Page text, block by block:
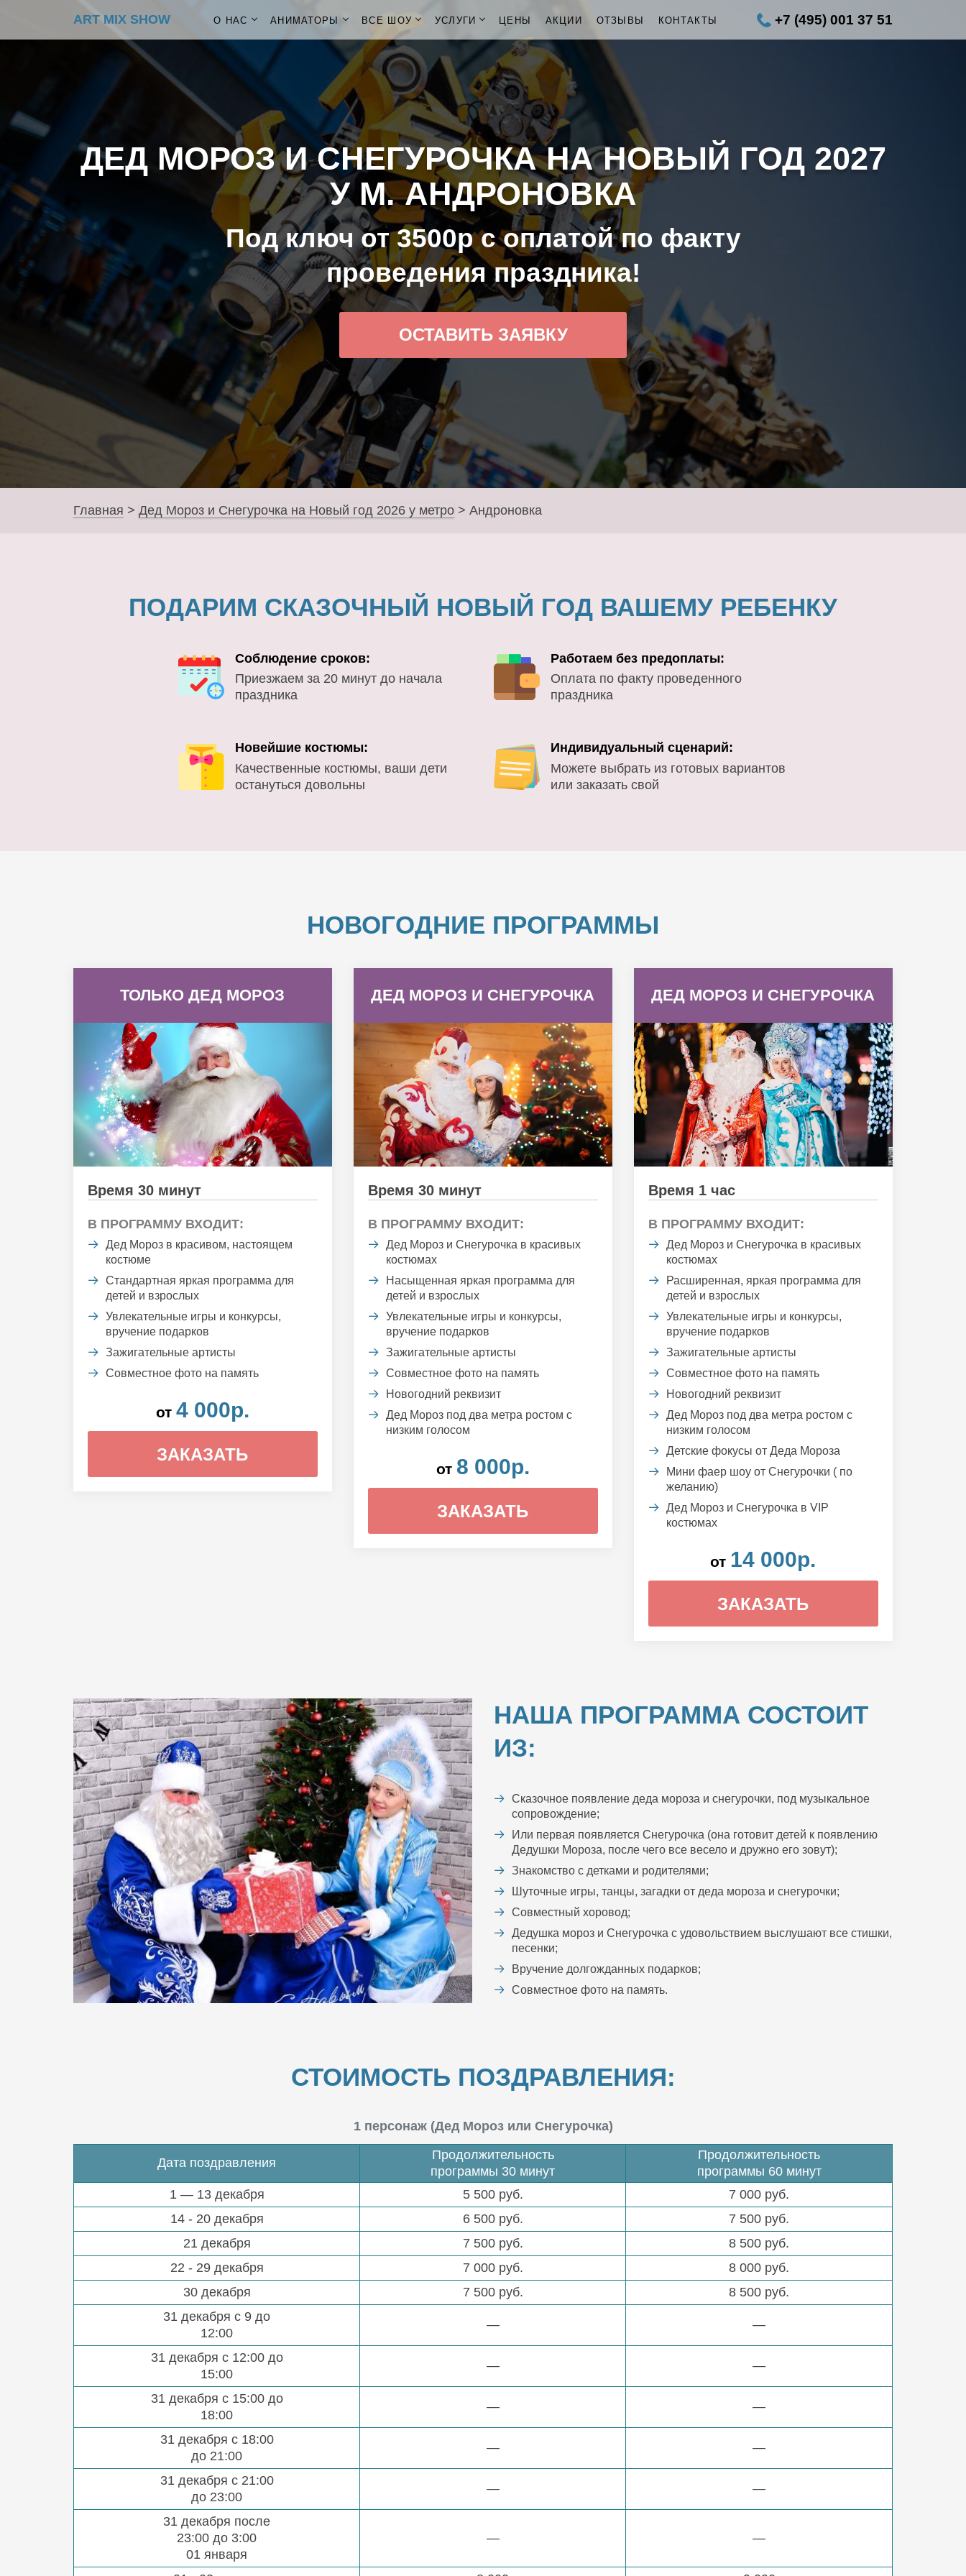
ART MIX SHOW О НАС АНИМАТОРЫ ВСЕ ШОУ УСЛУГИ ЦЕНЫ АКЦИИ ОТЗЫВЫ КОНТАКТЫ +7 (495) 001 37 51
ДЕД МОРОЗ И СНЕГУРОЧКА НА НОВЫЙ ГОД 2027
У М. АНДРОНОВКА
Под ключ от 3500р с оплатой по факту
проведения праздника!
ОСТАВИТЬ ЗАЯВКУ
Главная > Дед Мороз и Снегурочка на Новый год 2026 у метро > Андроновка
ПОДАРИМ СКАЗОЧНЫЙ НОВЫЙ ГОД ВАШЕМУ РЕБЕНКУ
Соблюдение сроков:
Приезжаем за 20 минут до начала
праздника
Работаем без предоплаты:
Оплата по факту проведенного
праздника
Новейшие костюмы:
Качественные костюмы, ваши дети
остануться довольны
Индивидуальный сценарий:
Можете выбрать из готовых вариантов
или заказать свой
НОВОГОДНИЕ ПРОГРАММЫ
ТОЛЬКО ДЕД МОРОЗ
Время 30 минут
В ПРОГРАММУ ВХОДИТ:
Дед Мороз в красивом, настоящем
костюме
Стандартная яркая программа для
детей и взрослых
Увлекательные игры и конкурсы,
вручение подарков
Зажигательные артисты
Совместное фото на память
от 4 000р.
ЗАКАЗАТЬ
ДЕД МОРОЗ И СНЕГУРОЧКА
Время 30 минут
В ПРОГРАММУ ВХОДИТ:
Дед Мороз и Снегурочка в красивых
костюмах
Насыщенная яркая программа для
детей и взрослых
Увлекательные игры и конкурсы,
вручение подарков
Зажигательные артисты
Совместное фото на память
Новогодний реквизит
Дед Мороз под два метра ростом с
низким голосом
от 8 000р.
ЗАКАЗАТЬ
ДЕД МОРОЗ И СНЕГУРОЧКА
Время 1 час
В ПРОГРАММУ ВХОДИТ:
Дед Мороз и Снегурочка в красивых
костюмах
Расширенная, яркая программа для
детей и взрослых
Увлекательные игры и конкурсы,
вручение подарков
Зажигательные артисты
Совместное фото на память
Новогодний реквизит
Дед Мороз под два метра ростом с
низким голосом
Детские фокусы от Деда Мороза
Мини фаер шоу от Снегурочки ( по
желанию)
Дед Мороз и Снегурочка в VIP
костюмах
от 14 000р.
ЗАКАЗАТЬ
НАША ПРОГРАММА СОСТОИТ
ИЗ:
Сказочное появление деда мороза и снегурочки, под музыкальное
сопровождение;
Или первая появляется Снегурочка (она готовит детей к появлению
Дедушки Мороза, после чего все весело и дружно его зовут);
Знакомство с детками и родителями;
Шуточные игры, танцы, загадки от деда мороза и снегурочки;
Совместный хоровод;
Дедушка мороз и Снегурочка с удовольствием выслушают все стишки,
песенки;
Вручение долгожданных подарков;
Совместное фото на память.
СТОИМОСТЬ ПОЗДРАВЛЕНИЯ:
1 персонаж (Дед Мороз или Снегурочка)
Дата поздравления
Продолжительность
программы 30 минут
Продолжительность
программы 60 минут
1 — 13 декабря
5 500 руб.
7 000 руб.
14 - 20 декабря
6 500 руб.
7 500 руб.
21 декабря
7 500 руб.
8 500 руб.
22 - 29 декабря
7 000 руб.
8 000 руб.
30 декабря
7 500 руб.
8 500 руб.
31 декабря с 9 до
12:00
— —
31 декабря с 12:00 до
15:00
— —
31 декабря с 15:00 до
18:00
— —
31 декабря с 18:00
до 21:00
— —
31 декабря с 21:00
до 23:00
— —
31 декабря после
23:00 до 3:00
01 января
— —